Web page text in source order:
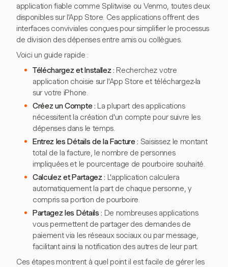
application fiable comme Splitwise ou Venmo, toutes deux
disponibles sur l'App Store. Ces applications offrent des
interfaces conviviales conçues pour simplifier le processus
de division des dépenses entre amis ou collègues.
Voici un guide rapide :
Téléchargez et Installez : Recherchez votre
application choisie sur l'App Store et téléchargez-la
sur votre iPhone.
Créez un Compte : La plupart des applications
nécessitent la création d'un compte pour suivre les
dépenses dans le temps.
Entrez les Détails de la Facture : Saisissez le montant
total de la facture, le nombre de personnes
impliquées et le pourcentage de pourboire souhaité.
Calculez et Partagez : L'application calculera
automatiquement la part de chaque personne, y
compris sa portion de pourboire.
Partagez les Détails : De nombreuses applications
vous permettent de partager des demandes de
paiement via les réseaux sociaux ou par message,
facilitant ainsi la notification des autres de leur part.
Ces étapes montrent à quel point il est facile de gérer les